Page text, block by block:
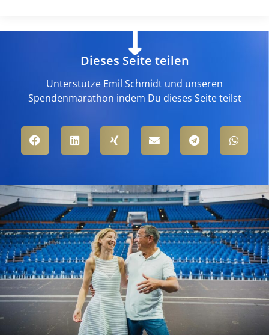
Dieses Seite teilen
Unterstütze Emil Schmidt und unseren
Spendenmarathon indem Du dieses Seite teilst